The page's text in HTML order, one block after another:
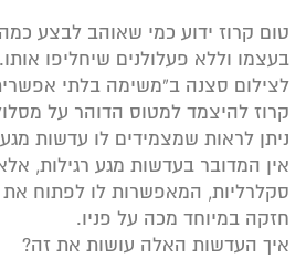
טום קרוז ידוע כמי שאוהב לבצע
בעצמו וללא פעלולנים שיחליפו
לצילום סצנה ב”משימה בלתי
קרוז להיצמד למטוס הדוהר על
ניתן לראות שמצמידים לו עדשות מגע
אין המדובר בעדשות מגע רגילות,
סקלרליות, המאפשרות לו לפתוח את
חזקה במיוחד מכה על פניו.
איך העדשות האלה עושות את זה?